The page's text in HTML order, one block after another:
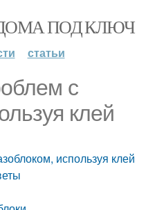
ПОД КЛЮЧ
статьи
с
клей
используя клей